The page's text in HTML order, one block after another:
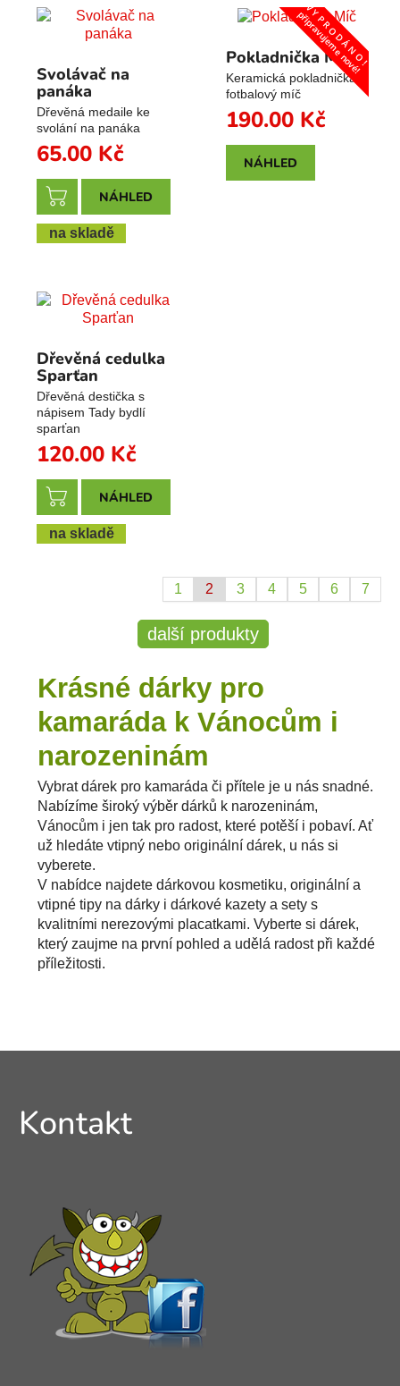
Svolávač na
panáka
Dřevěná medaile ke
svolání na panáka
65.00 Kč
NÁHLED
na skladě
V Y P R O D Á N O !
připravujeme nové!
Pokladnička Míč
Keramická pokladnička
fotbalový míč
190.00 Kč
NÁHLED
Dřevěná cedulka
Sparťan
Dřevěná destička s
nápisem Tady bydlí
sparťan
120.00 Kč
NÁHLED
na skladě
1 2 3 4 5 6 7
další produkty
Krásné dárky pro
kamaráda k Vánocům i
narozeninám
Vybrat dárek pro kamaráda či přítele je u nás snadné.
Nabízíme široký výběr dárků k narozeninám,
Vánocům i jen tak pro radost, které potěší i pobaví. Ať
už hledáte vtipný nebo originální dárek, u nás si
vyberete.
V nabídce najdete dárkovou kosmetiku, originální a
vtipné tipy na dárky i dárkové kazety a sety s
kvalitními nerezovými placatkami. Vyberte si dárek,
který zaujme na první pohled a udělá radost při každé
příležitosti.
Kontakt